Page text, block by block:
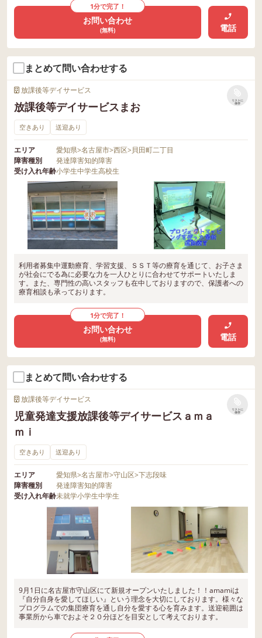
1分で完了！
お問い合わせ
(無料) 電話
まとめて問い合わせする
放課後等デイサービス
放課後等デイサービスまお
リストに
保存
空きあり 送迎あり
エリア 愛知県>名古屋市>西区>貝田町二丁目
障害種別
発達障害知的障害
受け入れ年齢小学生中学生高校生
利用者募集中運動療育、学習支援、ＳＳＴ等の療育を通じて、お子さま
が社会にでる為に必要な力を一人ひとりに合わせてサポートいたしま
す。また、専門性の高いスタッフも在中しておりますので、保護者への
療育相談も承っております。
1分で完了！
お問い合わせ
(無料) 電話
まとめて問い合わせする
放課後等デイサービス
児童発達支援放課後等デイサービスａｍａ
ｍｉ
リストに
保存
空きあり 送迎あり
エリア 愛知県>名古屋市>守山区>下志段味
障害種別
発達障害知的障害
受け入れ年齢未就学小学生中学生
9月1日に名古屋市守山区にて新規オープンいたしました！！amamiは
『自分自身を愛してほしい』という理念を大切にしております。様々な
プログラムでの集団療育を通し自分を愛する心を育みます。送迎範囲は
事業所から車でおよそ２０分ほどを目安として考えております。